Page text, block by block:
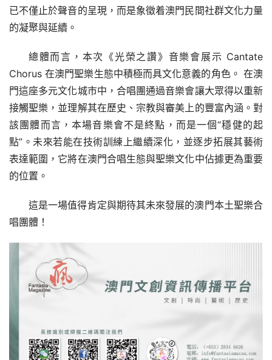
已不僅止於聲音的呈現，而是象徵着澳門民間社群文化力量
的凝聚與延續。
總體而言，本次《光榮之讚》音樂會展示 Cantate
Chorus 在澳門聖樂生態中積極而具文化意義的角色。 在澳
門這座多元文化城市中，合唱團通過音樂會讓大眾得以重新
接觸聖樂，並理解其在歷史、宗教與審美上的豐富內涵。對
該團體而言，本場音樂會不是終點，而是一個“穩健的起
點”。未來若能在技術訓練上繼續深化，並逐步拓展其藝術
表達範圍，它將在澳門合唱生態與聖樂文化中佔據更為重要
的位置。
這是一場值得肯定與期待其未來發展的澳門本土聖樂合
唱團體！